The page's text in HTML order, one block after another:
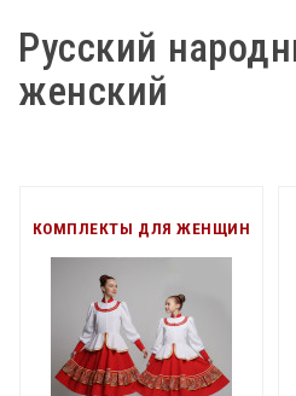
Русский
женский
КОМПЛЕКТЫ ДЛЯ ЖЕНЩИН